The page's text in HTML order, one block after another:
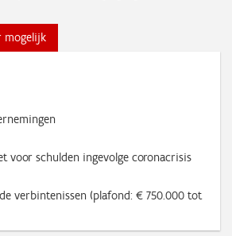
mogelijk
voor schulden ingevolge coronacrisis
verbintenissen (plafond: € 750.000 tot